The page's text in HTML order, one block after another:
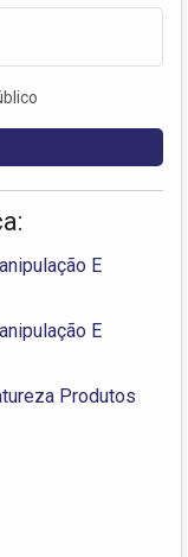
E
E
Produtos